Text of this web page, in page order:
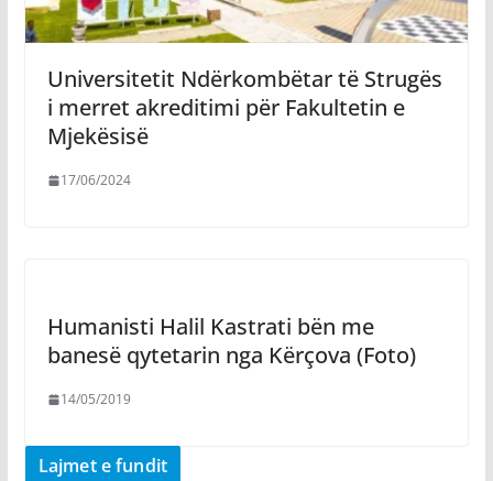
Universitetit Ndërkombëtar të Strugës
i merret akreditimi për Fakultetin e
Mjekësisë
17/06/2024
Humanisti Halil Kastrati bën me
banesë qytetarin nga Kërçova (Foto)
14/05/2019
Lajmet e fundit